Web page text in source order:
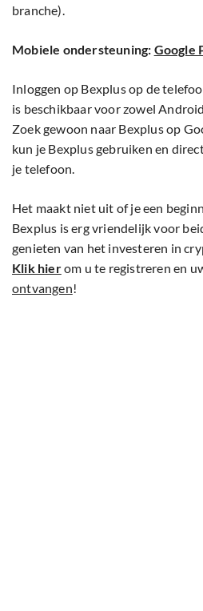
branche).
Mobiele ondersteuning: Google
Inloggen op Bexplus op de
is beschikbaar voor zowel
Zoek gewoon naar Bexplus op
kun je Bexplus gebruiken en
je telefoon.
Het maakt niet uit of je een
Bexplus is erg vriendelijk voor
genieten van het investeren in
Klik hierom u te registreren en
ontvangen!